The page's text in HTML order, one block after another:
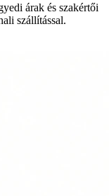
árak és szakértői
szállítással.